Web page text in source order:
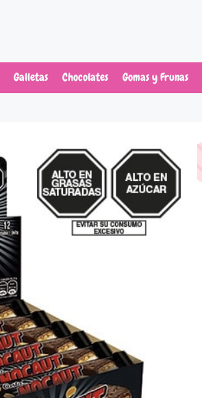
Galletas Chocolates Gomas y Frunas